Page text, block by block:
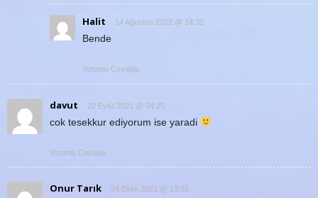
Halit 14 Ağustos 2022 @ 14:32
Bende
Yorumu Cevapla
davut 22 Eylül 2021 @ 04:25
cok tesekkur ediyorum ise yaradi
Yorumu Cevapla
Onur Tarık 24 Ekim 2021 @ 13:15